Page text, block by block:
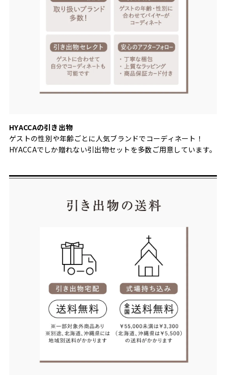
HYACCAの引き出物
ゲストの性別や年齢ごとに人気ブランドでコーディネート！
HYACCAでしか贈れない引出物セットを多数ご用意しています。